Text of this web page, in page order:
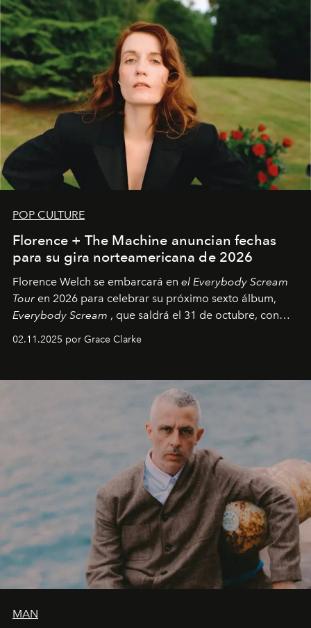
POP CULTURE
Florence + The Machine anuncian fechas
para su gira norteamericana de 2026
Florence Welch se embarcará en el Everybody Scream
Tour en 2026 para celebrar su próximo sexto álbum,
Everybody Scream , que saldrá el 31 de octubre, con
02.11.2025 por Grace Clarke
MAN